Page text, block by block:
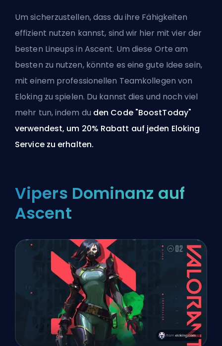
Um sicherzustellen, dass du ihre Fähigkeiten
effizient nutzen kannst, sind wir hier mit vier der
besten Lineups in Ascent. Um diese Orte am
besten zu nutzen, könnte es eine gute Idee sein,
mit einem professionellen Teamkollegen von
Eloking zu spielen. Du kannst dies und noch viel
mehr tun, indem du den Code "BoostToday"
verwendest, um 20% Rabatt auf jeden Eloking
Servicezu erhalten.
Vipers Dominanz auf
Ascent